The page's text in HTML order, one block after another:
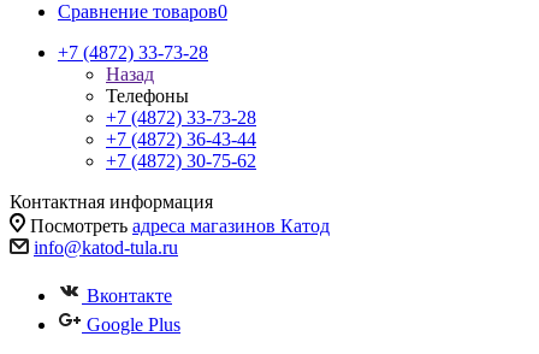
Сравнение товаров0
+7 (4872) 33-73-28
Назад
Телефоны
+7 (4872) 33-73-28
+7 (4872) 36-43-44
+7 (4872) 30-75-62
Контактная информация
Посмотреть адреса магазинов Катод
info@katod-tula.ru
Вконтакте
Google Plus